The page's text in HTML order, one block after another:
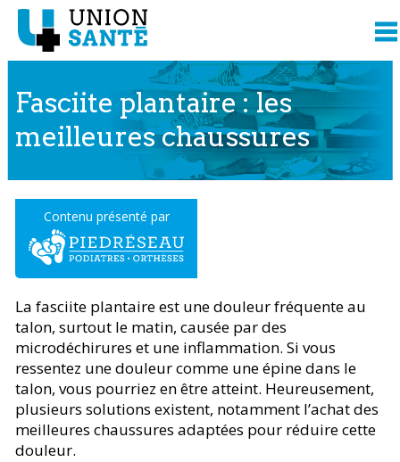
Fasciite plantaire : les
meilleures chaussures
Contenu présenté par
La fasciite plantaire est une douleur fréquente au
talon, surtout le matin, causée par des
microdéchirures et une inflammation. Si vous
ressentez une douleur comme une épine dans le
talon, vous pourriez en être atteint. Heureusement,
plusieurs solutions existent, notamment l’achat des
meilleures chaussures adaptées pour réduire cette
douleur.